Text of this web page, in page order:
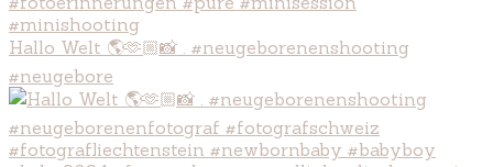
Hallo Welt 🌎🫶🏼📸 . #neugeborenenshooting
#neugebore